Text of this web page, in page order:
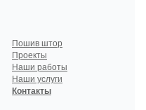
Пошив штор
Проекты
Наши работы
Наши услуги
Контакты